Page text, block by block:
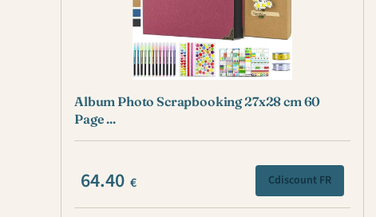
Album Photo Scrapbooking 27x28 cm 60
Page ...
64.40 € Cdiscount FR